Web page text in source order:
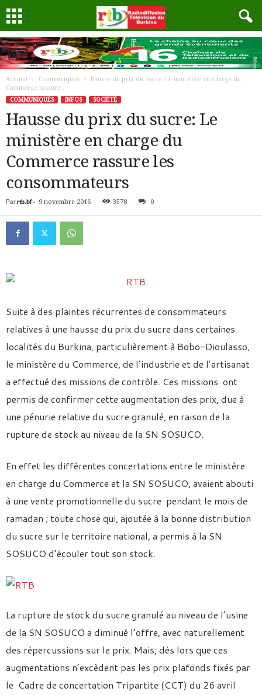
Accueil Communiqués
Hausse du prix du sucre: Le ministère en charge du
Commerce rassure...
COMMUNIQUÉS
INFOS SOCIÉTÉ
Hausse du prix du sucre: Le
ministère en charge du
Commerce rassure les
consommateurs
Par rtb.bf- 9 novembre 2016 3578 0
Suite à des plaintes récurrentes de consommateurs
relatives à une hausse du prix du sucre dans certaines
localités du Burkina, particulièrement à Bobo-Dioulasso,
le ministère du Commerce, de l’industrie et de l’artisanat
a effectué des missions de contrôle. Ces missions ont
permis de confirmer cette augmentation des prix, due à
une pénurie relative du sucre granulé, en raison de la
rupture de stock au niveau de la SN SOSUCO.
En effet les différentes concertations entre le ministère
en charge du Commerce et la SN SOSUCO, avaient abouti
à une vente promotionnelle du sucre pendant le mois de
ramadan ; toute chose qui, ajoutée à la bonne distribution
du sucre sur le territoire national, a permis à la SN
SOSUCO d’écouler tout son stock.
La rupture de stock du sucre granulé au niveau de l’usine
de la SN SOSUCO a diminué l’offre, avec naturellement
des répercussions sur le prix. Mais, dès lors que ces
augmentations n’excèdent pas les prix plafonds fixés par
le Cadre de concertation Tripartite (CCT) du 26 avril